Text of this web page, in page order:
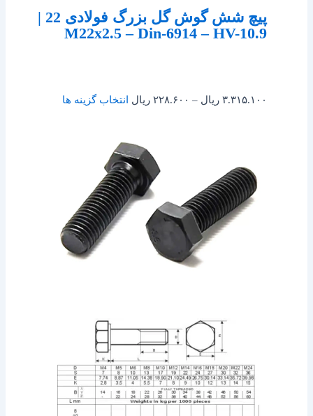
پیچ شش گوش گل بزرگ فولادی 22 |
M22x2.5 – Din-6914 – HV-10.9
۳.۳۱۵.۱۰۰ ریال – ۲۲۸.۶۰۰ ریال انتخاب گزینه ها